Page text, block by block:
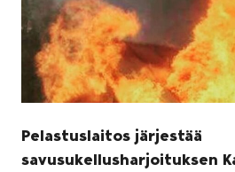
Pelastuslaitos järjestää
savusukellusharjoituksen